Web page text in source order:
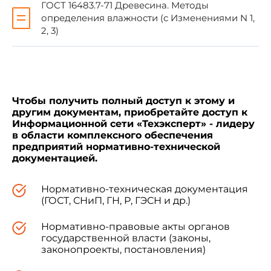
Настоящий стандарт распространяется на
деревянные клееные конструкции из древесины
хвойных пород и устанавливает метод
Метод основан на определении группы
стойкости клеевых соединений к цикличным
температурно-влажностным воздействиям при
испытании образцов на скалывание вдоль
волокон. Стойкость клеевых соединений к
цикличным температурно-влажностным
показателя прочности образцов, подвергнутых
указанным воздействиям, к прочности
Применение метода определения
ГОСТ 16483.7-71 Древесина. Методы
определения влажности (с Изменениями N 1,
2, 3)
Чтобы получить полный доступ к этому и
другим документам, приобретайте доступ к
Информационной сети «Техэксперт» - лидеру
в области комплексного обеспечения
предприятий нормативно-технической
документацией.
Нормативно-техническая документация
(ГОСТ, СНиП, ГН, Р, ГЭСН и др.)
Нормативно-правовые акты органов
государственной власти (законы,
законопроекты, постановления)